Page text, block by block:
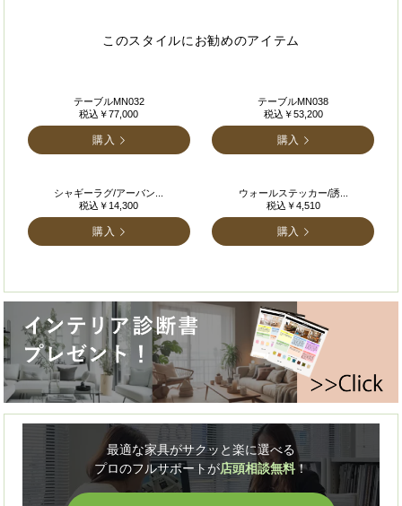
このスタイルにお勧めのアイテム
テーブルMN032
税込￥77,000
購入
テーブルMN038
税込￥53,200
購入
シャギーラグ/アーバン...
税込￥14,300
購入
ウォールステッカー/誘...
税込￥4,510
購入
最適な家具がサクッと楽に選べる
プロのフルサポートが店頭相談無料！